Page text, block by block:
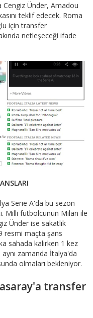
Ünder, Amadou
teklif edecek. Roma
için transfer
netleşeceği ifade
Serie A'da bu sezon
Milli futbolcunun Milan ile
Ünder ise sakatlık
resmi maçta şans
sahada kalırken 1 kez
aynı zamanda İtalya'da
olmaları bekleniyor.
transfer